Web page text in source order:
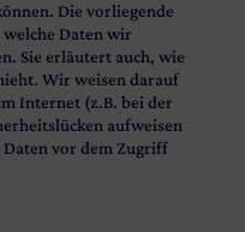
Die vorliegende
Daten wir
Sie erläutert auch, wie
Wir weisen darauf
Internet (z.B. bei der
aufweisen
Daten vor dem Zugriff